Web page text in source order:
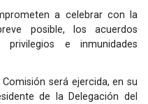
a celebrar con la
posible, los acuerdos
e inmunidades
será ejercida, en su
de la Delegación del